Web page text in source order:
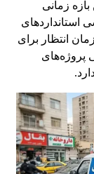
زمانی
استانداردهای
زمان انتظار برای
کلی پروژه‌های